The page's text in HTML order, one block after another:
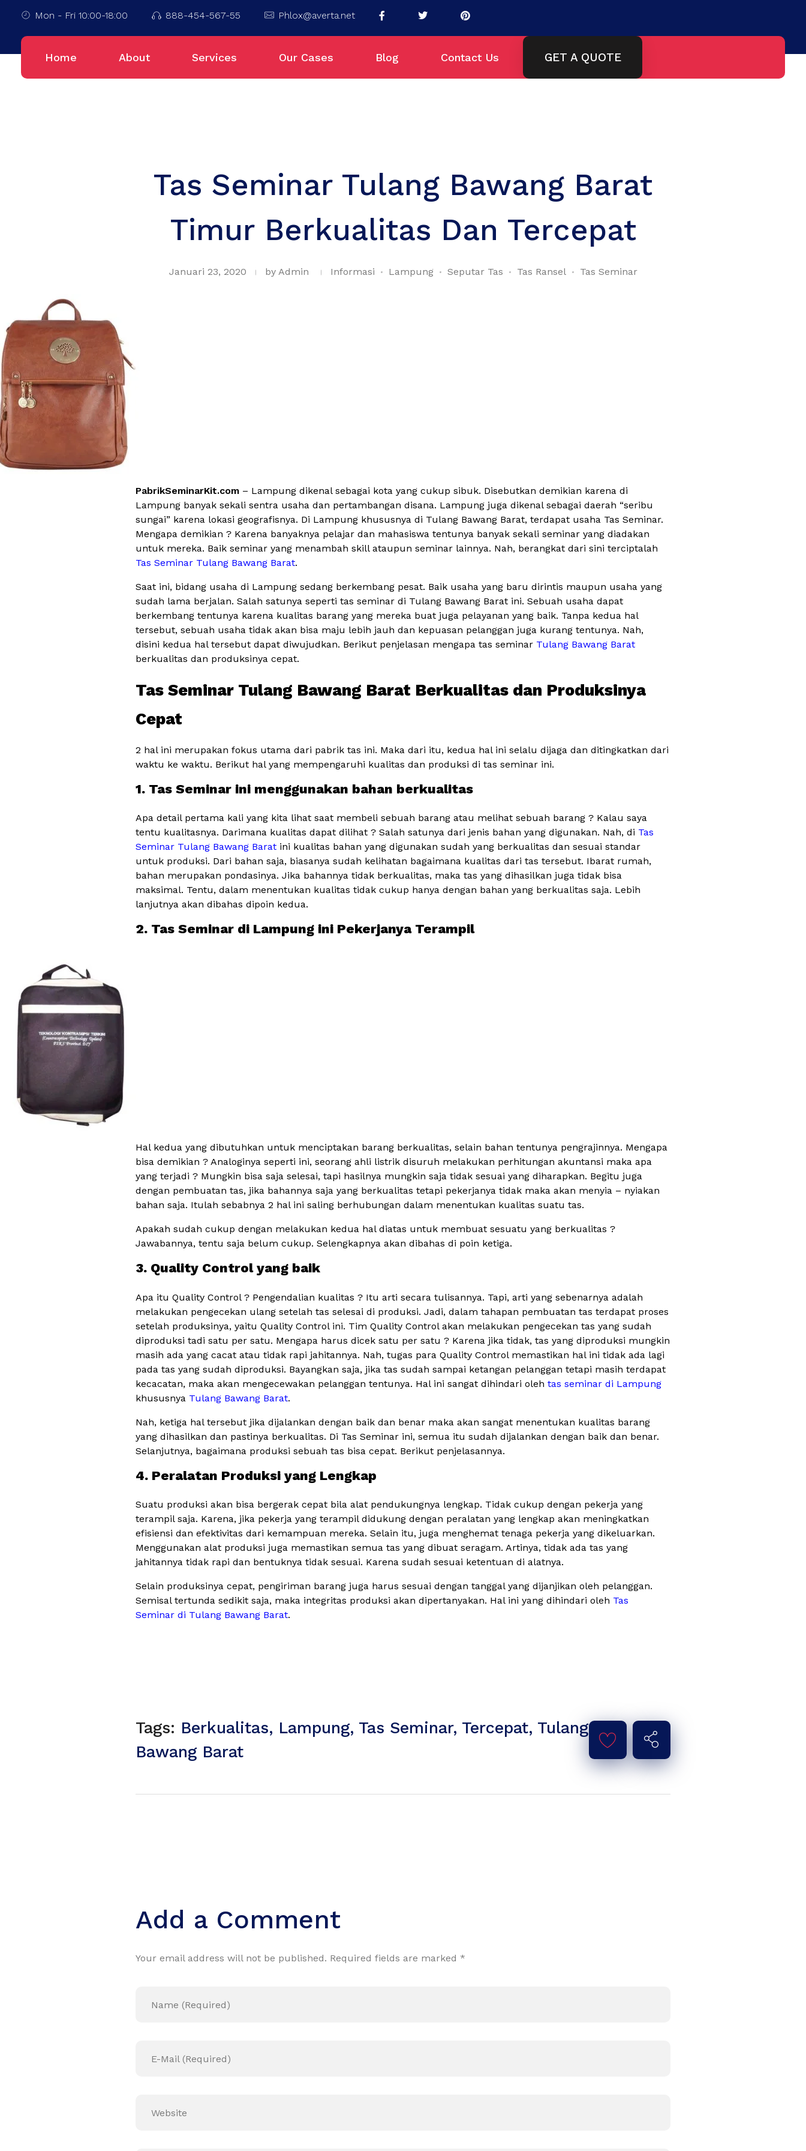
Mon - Fri 10:00-18:00 888-454-567-55 Phlox@averta.net
Home About Services Our Cases Blog Contact Us GET A QUOTE
Tas Seminar Tulang Bawang Barat
Timur Berkualitas Dan Tercepat
Januari 23, 2020 by Admin Informasi Lampung Seputar Tas Tas Ransel Tas Seminar
PabrikSeminarKit.com – Lampung dikenal sebagai kota yang cukup sibuk. Disebutkan demikian karena di
Lampung banyak sekali sentra usaha dan pertambangan disana. Lampung juga dikenal sebagai daerah “seribu
sungai” karena lokasi geografisnya. Di Lampung khususnya di Tulang Bawang Barat, terdapat usaha Tas Seminar.
Mengapa demikian ? Karena banyaknya pelajar dan mahasiswa tentunya banyak sekali seminar yang diadakan
untuk mereka. Baik seminar yang menambah skill ataupun seminar lainnya. Nah, berangkat dari sini terciptalah
Tas Seminar Tulang Bawang Barat.
Saat ini, bidang usaha di Lampung sedang berkembang pesat. Baik usaha yang baru dirintis maupun usaha yang
sudah lama berjalan. Salah satunya seperti tas seminar di Tulang Bawang Barat ini. Sebuah usaha dapat
berkembang tentunya karena kualitas barang yang mereka buat juga pelayanan yang baik. Tanpa kedua hal
tersebut, sebuah usaha tidak akan bisa maju lebih jauh dan kepuasan pelanggan juga kurang tentunya. Nah,
disini kedua hal tersebut dapat diwujudkan. Berikut penjelasan mengapa tas seminar Tulang Bawang Barat
berkualitas dan produksinya cepat.
Tas Seminar Tulang Bawang Barat Berkualitas dan Produksinya
Cepat
2 hal ini merupakan fokus utama dari pabrik tas ini. Maka dari itu, kedua hal ini selalu dijaga dan ditingkatkan dari
waktu ke waktu. Berikut hal yang mempengaruhi kualitas dan produksi di tas seminar ini.
1. Tas Seminar ini menggunakan bahan berkualitas
Apa detail pertama kali yang kita lihat saat membeli sebuah barang atau melihat sebuah barang ? Kalau saya
tentu kualitasnya. Darimana kualitas dapat dilihat ? Salah satunya dari jenis bahan yang digunakan. Nah, di Tas
Seminar Tulang Bawang Barat ini kualitas bahan yang digunakan sudah yang berkualitas dan sesuai standar
untuk produksi. Dari bahan saja, biasanya sudah kelihatan bagaimana kualitas dari tas tersebut. Ibarat rumah,
bahan merupakan pondasinya. Jika bahannya tidak berkualitas, maka tas yang dihasilkan juga tidak bisa
maksimal. Tentu, dalam menentukan kualitas tidak cukup hanya dengan bahan yang berkualitas saja. Lebih
lanjutnya akan dibahas dipoin kedua.
2. Tas Seminar di Lampung ini Pekerjanya Terampil
Hal kedua yang dibutuhkan untuk menciptakan barang berkualitas, selain bahan tentunya pengrajinnya. Mengapa
bisa demikian ? Analoginya seperti ini, seorang ahli listrik disuruh melakukan perhitungan akuntansi maka apa
yang terjadi ? Mungkin bisa saja selesai, tapi hasilnya mungkin saja tidak sesuai yang diharapkan. Begitu juga
dengan pembuatan tas, jika bahannya saja yang berkualitas tetapi pekerjanya tidak maka akan menyia – nyiakan
bahan saja. Itulah sebabnya 2 hal ini saling berhubungan dalam menentukan kualitas suatu tas.
Apakah sudah cukup dengan melakukan kedua hal diatas untuk membuat sesuatu yang berkualitas ?
Jawabannya, tentu saja belum cukup. Selengkapnya akan dibahas di poin ketiga.
3. Quality Control yang baik
Apa itu Quality Control ? Pengendalian kualitas ? Itu arti secara tulisannya. Tapi, arti yang sebenarnya adalah
melakukan pengecekan ulang setelah tas selesai di produksi. Jadi, dalam tahapan pembuatan tas terdapat proses
setelah produksinya, yaitu Quality Control ini. Tim Quality Control akan melakukan pengecekan tas yang sudah
diproduksi tadi satu per satu. Mengapa harus dicek satu per satu ? Karena jika tidak, tas yang diproduksi mungkin
masih ada yang cacat atau tidak rapi jahitannya. Nah, tugas para Quality Control memastikan hal ini tidak ada lagi
pada tas yang sudah diproduksi. Bayangkan saja, jika tas sudah sampai ketangan pelanggan tetapi masih terdapat
kecacatan, maka akan mengecewakan pelanggan tentunya. Hal ini sangat dihindari oleh tas seminar di Lampung
khususnya Tulang Bawang Barat.
Nah, ketiga hal tersebut jika dijalankan dengan baik dan benar maka akan sangat menentukan kualitas barang
yang dihasilkan dan pastinya berkualitas. Di Tas Seminar ini, semua itu sudah dijalankan dengan baik dan benar.
Selanjutnya, bagaimana produksi sebuah tas bisa cepat. Berikut penjelasannya.
4. Peralatan Produksi yang Lengkap
Suatu produksi akan bisa bergerak cepat bila alat pendukungnya lengkap. Tidak cukup dengan pekerja yang
terampil saja. Karena, jika pekerja yang terampil didukung dengan peralatan yang lengkap akan meningkatkan
efisiensi dan efektivitas dari kemampuan mereka. Selain itu, juga menghemat tenaga pekerja yang dikeluarkan.
Menggunakan alat produksi juga memastikan semua tas yang dibuat seragam. Artinya, tidak ada tas yang
jahitannya tidak rapi dan bentuknya tidak sesuai. Karena sudah sesuai ketentuan di alatnya.
Selain produksinya cepat, pengiriman barang juga harus sesuai dengan tanggal yang dijanjikan oleh pelanggan.
Semisal tertunda sedikit saja, maka integritas produksi akan dipertanyakan. Hal ini yang dihindari oleh Tas
Seminar di Tulang Bawang Barat.
Tags: Berkualitas, Lampung, Tas Seminar, Tercepat, Tulang
Bawang Barat
Add a Comment
Your email address will not be published. Required fields are marked *